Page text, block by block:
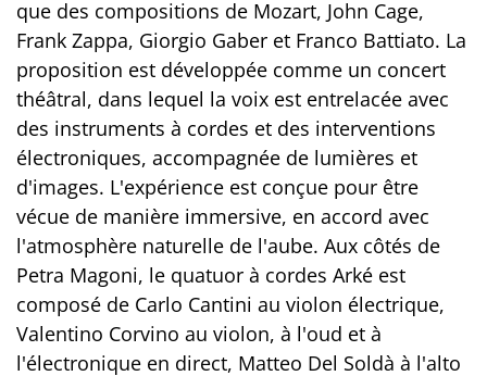
que des compositions de Mozart, John Cage,
Frank Zappa, Giorgio Gaber et Franco Battiato. La
proposition est développée comme un concert
théâtral, dans lequel la voix est entrelacée avec
des instruments à cordes et des interventions
électroniques, accompagnée de lumières et
d'images. L'expérience est conçue pour être
vécue de manière immersive, en accord avec
l'atmosphère naturelle de l'aube. Aux côtés de
Petra Magoni, le quatuor à cordes Arké est
composé de Carlo Cantini au violon électrique,
Valentino Corvino au violon, à l'oud et à
l'électronique en direct, Matteo Del Soldà à l'alto